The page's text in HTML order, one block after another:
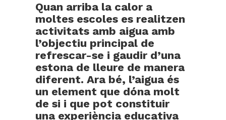
Quan arriba la calor a
moltes escoles es realitzen
activitats amb aigua amb
l’objectiu principal de
refrescar-se i gaudir d’una
estona de lleure de manera
diferent. Ara bé, l’aigua és
un element que dóna molt
de si i que pot constituir
una experiència educativa